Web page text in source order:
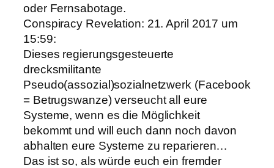
oder Fernsabotage.
Conspiracy Revelation: 21. April 2017 um
15:59:
Dieses regierungsgesteuerte
drecksmilitante
Pseudo(assozial)sozialnetzwerk (Facebook
= Betrugswanze) verseucht all eure
Systeme, wenn es die Möglichkeit
bekommt und will euch dann noch davon
abhalten eure Systeme zu reparieren…
Das ist so, als würde euch ein fremder